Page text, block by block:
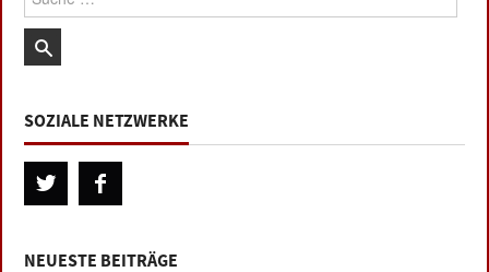
SOZIALE NETZWERKE
NEUESTE BEITRÄGE